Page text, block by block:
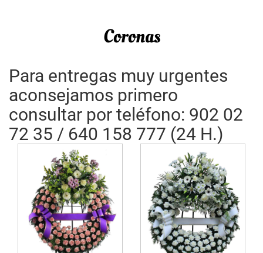
Coronas
Para entregas muy urgentes
aconsejamos primero
consultar por teléfono: 902 02
72 35 / 640 158 777 (24 H.)